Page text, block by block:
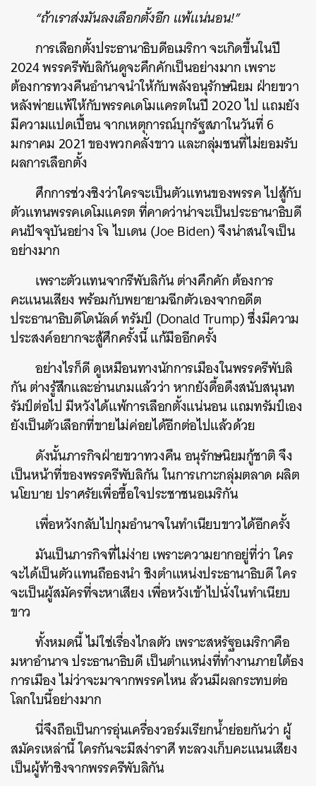
“ถ้าเราส่งมันลงเลือกตั้งอีก แพ้แน่นอน!”
การเลือกตั้งประธานาธิบดีอเมริกา จะเกิดขึ้นในปี
2024 พรรครีพับลิกันดูจะคึกคักเป็นอย่างมาก เพราะ
ต้องการทวงคืนอำนาจนำให้กับพลังอนุรักษนิยม ฝ่ายขวา
หลังพ่ายแพ้ให้กับพรรคเดโมแครตในปี 2020 ไป แถมยัง
มีความแปดเปื้อน จากเหตุการณ์บุกรัฐสภาในวันที่ 6
มกราคม 2021 ของพวกคลั่งขาว และกลุ่มชนที่ไม่ยอมรับ
ผลการเลือกตั้ง
ศึกการช่วงชิงว่าใครจะเป็นตัวแทนของพรรค ไปสู้กับ
ตัวแทนพรรคเดโมแครต ที่คาดว่าน่าจะเป็นประธานาธิบดี
คนปัจจุบันอย่าง โจ ไบเดน (Joe Biden) จึงน่าสนใจเป็น
อย่างมาก
เพราะตัวแทนจากรีพับลิกัน ต่างคึกคัก ต้องการ
คะแนนเสียง พร้อมกับพยายามฉีกตัวเองจากอดีต
ประธานาธิบดีโดนัลด์ ทรัมป์ (Donald Trump) ซึ่งมีความ
ประสงค์อยากจะสู้ศึกครั้งนี้ แก้มืออีกครั้ง
อย่างไรก็ดี ดูเหมือนทางนักการเมืองในพรรครีพับลิ
กัน ต่างรู้สึกและอ่านเกมแล้วว่า หากยังดื้อดึงสนับสนุนท
รัมป์ต่อไป มีหวังได้แพ้การเลือกตั้งแน่นอน แถมทรัมป์เอง
ยังเป็นตัวเลือกที่ขายไม่ค่อยได้อีกต่อไปแล้วด้วย
ดังนั้นภารกิจฝ่ายขวาทวงคืน อนุรักษนิยมกู้ชาติ จึง
เป็นหน้าที่ของพรรครีพับลิกัน ในการเกาะกลุ่มตลาด ผลิต
นโยบาย ปราศรัยเพื่อซื้อใจประชาชนอเมริกัน
เพื่อหวังกลับไปกุมอำนาจในทำเนียบขาวได้อีกครั้ง
มันเป็นภารกิจที่ไม่ง่าย เพราะความยากอยู่ที่ว่า ใคร
จะได้เป็นตัวแทนถือธงนำ ชิงตำแหน่งประธานาธิบดี ใคร
จะเป็นผู้สมัครที่จะหาเสียง เพื่อหวังเข้าไปนั่งในทำเนียบ
ขาว
ทั้งหมดนี้ ไม่ใช่เรื่องไกลตัว เพราะสหรัฐอเมริกาคือ
มหาอำนาจ ประธานาธิบดี เป็นตำแหน่งที่ทำงานภายใต้ธง
การเมือง ไม่ว่าจะมาจากพรรคไหน ล้วนมีผลกระทบต่อ
โลกใบนี้อย่างมาก
นี่จึงถือเป็นการอุ่นเครื่องวอร์มเรียกน้ำย่อยกันว่า ผู้
สมัครเหล่านี้ ใครกันจะมีสง่าราศี ทะลวงเก็บคะแนนเสียง
เป็นผู้ท้าชิงจากพรรครีพับลิกัน